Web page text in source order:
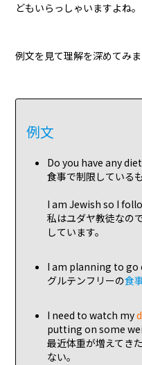
どもいらっしゃいますよね。
例文を見て理解を深めてみま
例文
Do you have any
食事で制限している
I am Jewish so I
私はユダヤ教徒なの
しています。
I am planning to
グルテンフリーの食
I need to watch my
putting on some
最近体重が増えてき
ない。